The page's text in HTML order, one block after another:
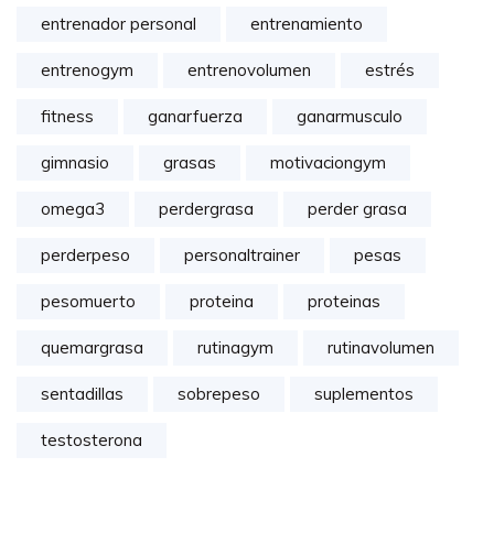
entrenador personal entrenamiento
entrenogym entrenovolumen estrés
fitness ganarfuerza ganarmusculo
gimnasio grasas motivaciongym
omega3 perdergrasa perder grasa
perderpeso personaltrainer pesas
pesomuerto proteina proteinas
quemargrasa rutinagym rutinavolumen
sentadillas sobrepeso suplementos
testosterona